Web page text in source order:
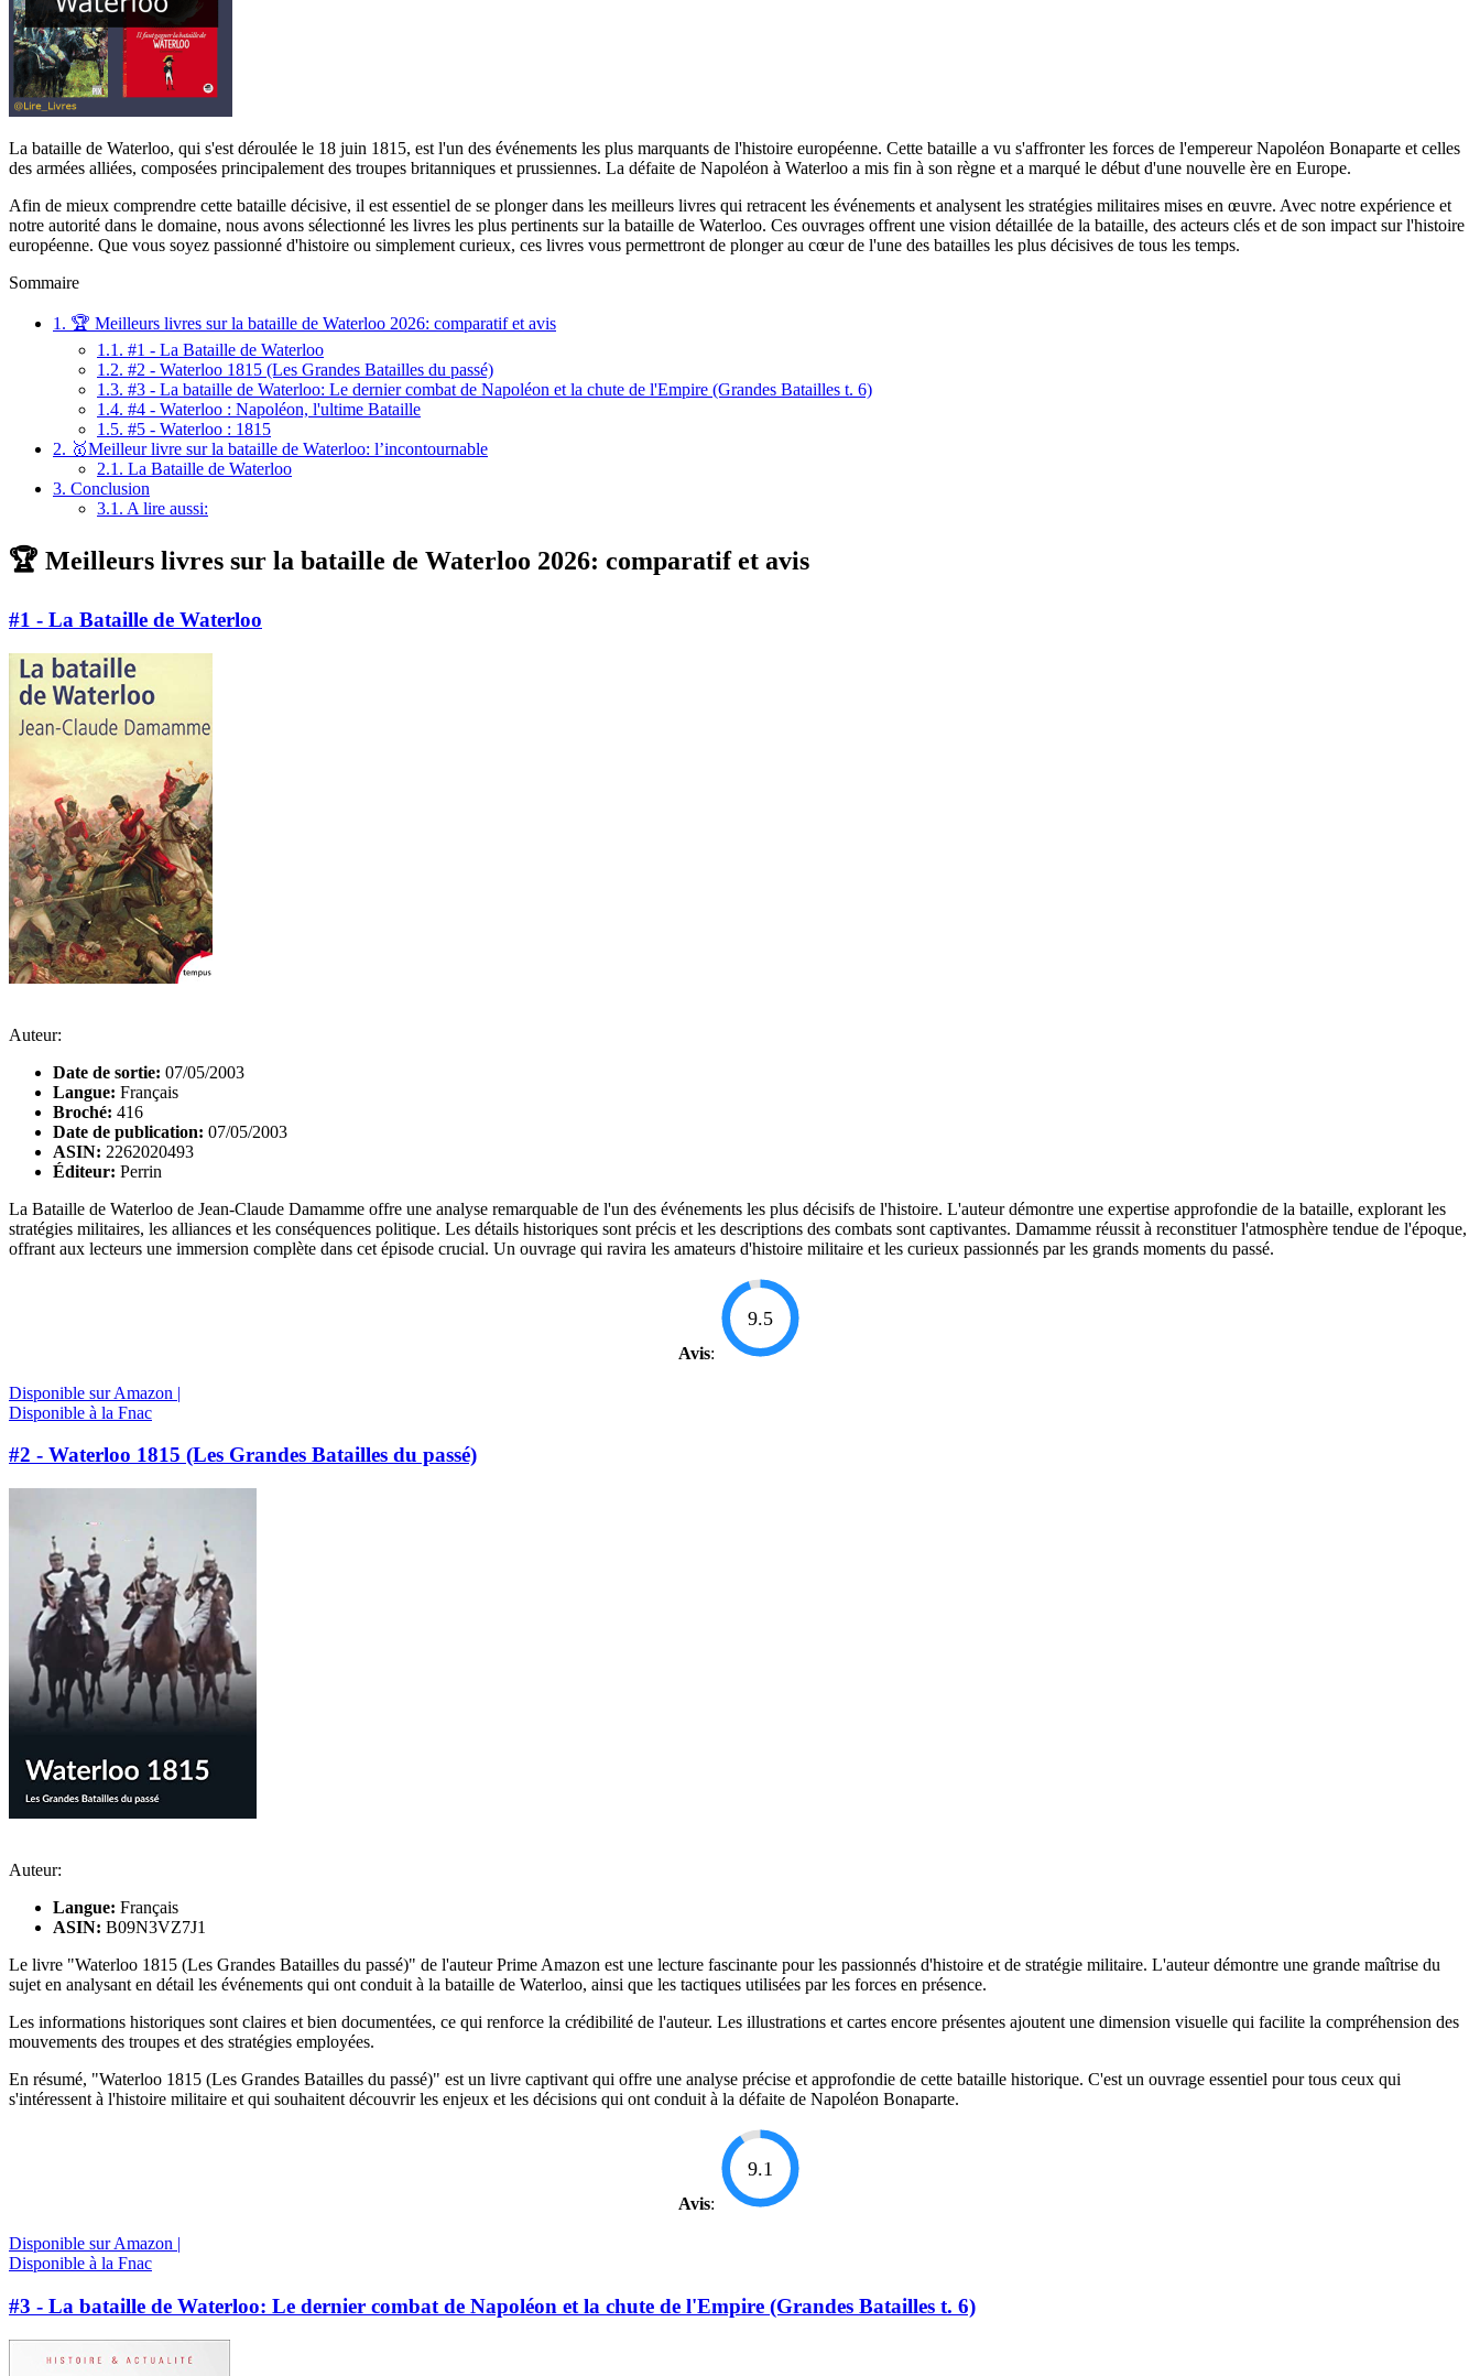
La bataille de Waterloo, qui s'est déroulée le 18 juin 1815, est l'un des événements les plus marquants de l'histoire européenne. Cette bataille a vu s'affronter les forces de l'empereur Napoléon Bonaparte et celles
des armées alliées, composées principalement des troupes britanniques et prussiennes. La défaite de Napoléon à Waterloo a mis fin à son règne et a marqué le début d'une nouvelle ère en Europe.
Afin de mieux comprendre cette bataille décisive, il est essentiel de se plonger dans les meilleurs livres qui retracent les événements et analysent les stratégies militaires mises en œuvre. Avec notre expérience et
notre autorité dans le domaine, nous avons sélectionné les livres les plus pertinents sur la bataille de Waterloo. Ces ouvrages offrent une vision détaillée de la bataille, des acteurs clés et de son impact sur l'histoire
européenne. Que vous soyez passionné d'histoire ou simplement curieux, ces livres vous permettront de plonger au cœur de l'une des batailles les plus décisives de tous les temps.
Sommaire
1. 🏆 Meilleurs livres sur la bataille de Waterloo 2026: comparatif et avis
1.1. #1 - La Bataille de Waterloo
1.2. #2 - Waterloo 1815 (Les Grandes Batailles du passé)
1.3. #3 - La bataille de Waterloo: Le dernier combat de Napoléon et la chute de l'Empire (Grandes Batailles t. 6)
1.4. #4 - Waterloo : Napoléon, l'ultime Bataille
1.5. #5 - Waterloo : 1815
2. 🥇Meilleur livre sur la bataille de Waterloo: l’incontournable
2.1. La Bataille de Waterloo
3. Conclusion
3.1. A lire aussi:
🏆 Meilleurs livres sur la bataille de Waterloo 2026: comparatif et avis
#1 - La Bataille de Waterloo
Auteur:
Date de sortie: 07/05/2003
Langue: Français
Broché: 416
Date de publication: 07/05/2003
ASIN: 2262020493
Éditeur: Perrin
La Bataille de Waterloo de Jean-Claude Damamme offre une analyse remarquable de l'un des événements les plus décisifs de l'histoire. L'auteur démontre une expertise approfondie de la bataille, explorant les
stratégies militaires, les alliances et les conséquences politique. Les détails historiques sont précis et les descriptions des combats sont captivantes. Damamme réussit à reconstituer l'atmosphère tendue de l'époque,
offrant aux lecteurs une immersion complète dans cet épisode crucial. Un ouvrage qui ravira les amateurs d'histoire militaire et les curieux passionnés par les grands moments du passé.
Avis:
9.5
Disponible sur Amazon |
Disponible à la Fnac
#2 - Waterloo 1815 (Les Grandes Batailles du passé)
Auteur:
Langue: Français
ASIN: B09N3VZ7J1
Le livre "Waterloo 1815 (Les Grandes Batailles du passé)" de l'auteur Prime Amazon est une lecture fascinante pour les passionnés d'histoire et de stratégie militaire. L'auteur démontre une grande maîtrise du
sujet en analysant en détail les événements qui ont conduit à la bataille de Waterloo, ainsi que les tactiques utilisées par les forces en présence.
Les informations historiques sont claires et bien documentées, ce qui renforce la crédibilité de l'auteur. Les illustrations et cartes encore présentes ajoutent une dimension visuelle qui facilite la compréhension des
mouvements des troupes et des stratégies employées.
En résumé, "Waterloo 1815 (Les Grandes Batailles du passé)" est un livre captivant qui offre une analyse précise et approfondie de cette bataille historique. C'est un ouvrage essentiel pour tous ceux qui
s'intéressent à l'histoire militaire et qui souhaitent découvrir les enjeux et les décisions qui ont conduit à la défaite de Napoléon Bonaparte.
Avis:
9.1
Disponible sur Amazon |
Disponible à la Fnac
#3 - La bataille de Waterloo: Le dernier combat de Napoléon et la chute de l'Empire (Grandes Batailles t. 6)